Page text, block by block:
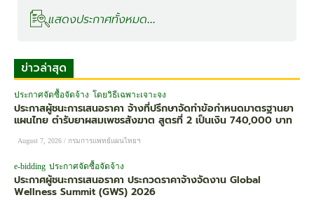
แสดงประกาศทั้งหมด...
ข่าวล่าสุด
ประกาศจัดซื้อจัดจ้าง โดยวิธีเฉพาะเจาะจง
ประกาสผู้ชนะการเสนอราคา จ้างที่ปรึกษาจัดทำข้อกำหนดมาตรฐานยา
แผนไทย ตำรับยาผสมเพชรสังฆาต สูตรที่ 2 เป็นเงิน 740,000 บาท
August 7, 2026 / กรมการแพทย์แผนไทยฯ
e-bidding ประกาศจัดซื้อจัดจ้าง
ประกาศผู้ชนะการเสนอราคา ประกวดราคาจ้างจัดงาน Global
Wellness Summit (GWS) 2026